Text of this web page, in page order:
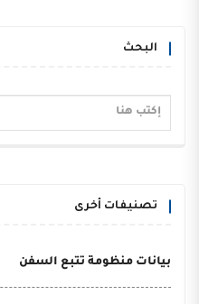
البحث
تصنيفات أخرى
بيانات منظومة تتبع السفن